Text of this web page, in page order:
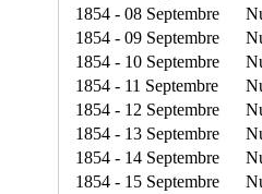
1854 - 08 Septembre
1854 - 09 Septembre
1854 - 10 Septembre
1854 - 11 Septembre
1854 - 12 Septembre
1854 - 13 Septembre
1854 - 14 Septembre
1854 - 15 Septembre